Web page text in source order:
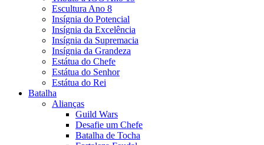
Escultura Ano 8
Insígnia do Potencial
Insígnia da Excelência
Insígnia da Supremacia
Insígnia da Grandeza
Estátua do Chefe
Estátua do Senhor
Estátua do Rei
Batalha
Alianças
Guild Wars
Desafie um Chefe
Batalha de Tocha